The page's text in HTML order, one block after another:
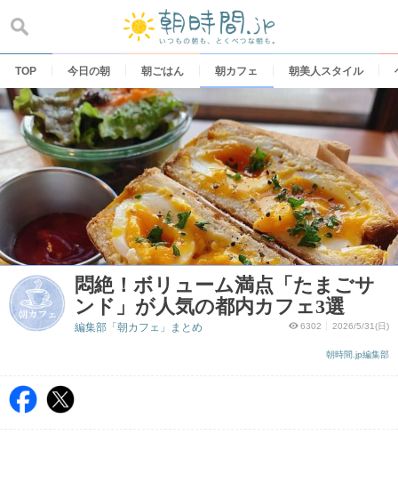
content
TOP 今日の朝 朝ごはん 朝カフェ 朝美人スタイル
悶絶！ボリューム満点「たまごサ
ンド」が人気の都内カフェ3選
6302 2026/5/31(日)
朝時間.jp編集部
編集部「朝カフェ」まとめ